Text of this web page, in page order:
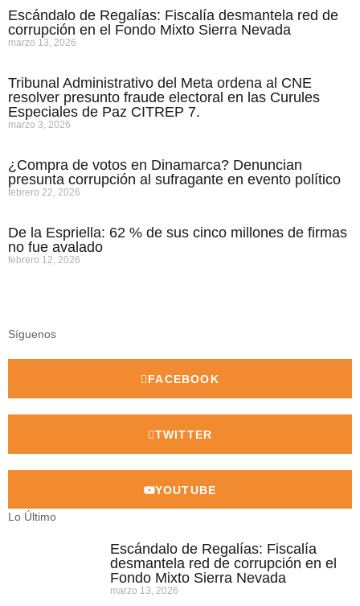
Escándalo de Regalías: Fiscalía desmantela red de
corrupción en el Fondo Mixto Sierra Nevada
marzo 13, 2026
Tribunal Administrativo del Meta ordena al CNE
resolver presunto fraude electoral en las Curules
Especiales de Paz CITREP 7.
marzo 3, 2026
¿Compra de votos en Dinamarca? Denuncian
presunta corrupción al sufragante en evento político
febrero 22, 2026
De la Espriella: 62 % de sus cinco millones de firmas
no fue avalado
febrero 12, 2026
Síguenos
FACEBOOK
TWITTER
YOUTUBE
Lo Último
Escándalo de Regalías: Fiscalía
desmantela red de corrupción en el
Fondo Mixto Sierra Nevada
marzo 13, 2026